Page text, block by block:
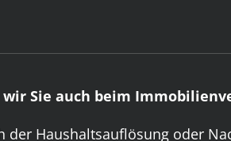
Sie auch beim
der Haushaltsauflösung oder